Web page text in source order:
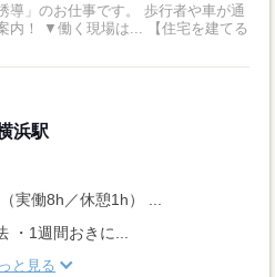
事です。 歩行者や車が通
を建てる
浜駅
実働8h／休憩1h） ...
・1週間おきに...
と見る